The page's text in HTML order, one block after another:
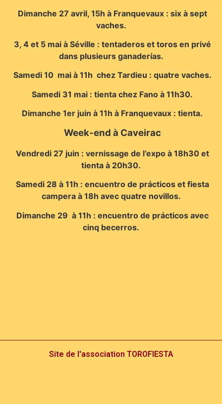
Dimanche 27 avril, 15h à Franquevaux : six à sept
vaches.
3, 4 et 5 mai à Séville : tentaderos et toros en privé
dans plusieurs ganaderías.
Samedi 10 mai à 11h chez Tardieu : quatre vaches.
Samedi 31 mai : tienta chez Fano à 11h30.
Dimanche 1er juin à 11h à Franquevaux : tienta.
Week-end à Caveirac
Vendredi 27 juin : vernissage de l’expo à 18h30 et
tienta à 20h30.
Samedi 28 à 11h : encuentro de prácticos et fiesta
campera à 18h avec quatre novillos.
Dimanche 29 à 11h : encuentro de prácticos avec
cinq becerros.
Site de l'association TOROFIESTA